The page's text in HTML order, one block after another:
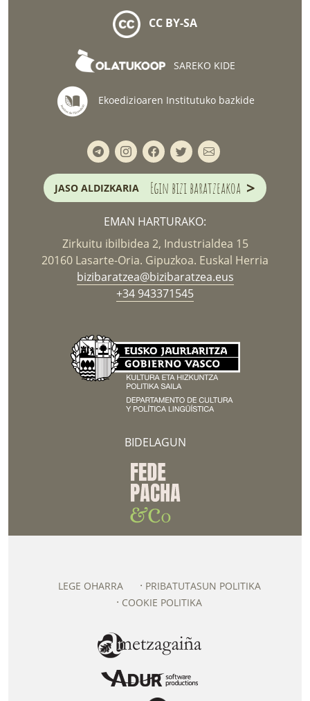
CC BY-SA
SAREKO KIDE
Ekoedizioaren Institutuko bazkide
JASO ALDIZKARIA Egin bizi baratzeakoa >
EMAN HARTURAKO:
Zirkuitu ibilbidea 2, Industrialdea 15
20160 Lasarte-Oria. Gipuzkoa. Euskal Herria
bizibaratzea@bizibaratzea.eus
+34 943371545
BIDELAGUN
LEGE OHARRA
PRIBATUTASUN POLITIKA
COOKIE POLITIKA